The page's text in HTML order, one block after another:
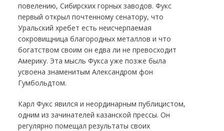
повелению, Сибирских горных заводов. Фукс
первый открыл почтенному сенатору, что
Уральский хребет есть неисчерпаемая
сокровищница благородных металлов и что
богатством своим он едва ли не превосходит
Америку. Эта мысль Фукса уже позже была
усвоена знаменитым Александром фон
Гумбольдтом.
Карл Фукс явился и неординарным публицистом,
одним из зачинателей казанской прессы. Он
регулярно помещал результаты своих